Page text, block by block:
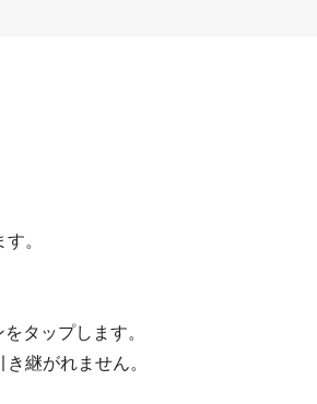
。
タップします。
継がれません。